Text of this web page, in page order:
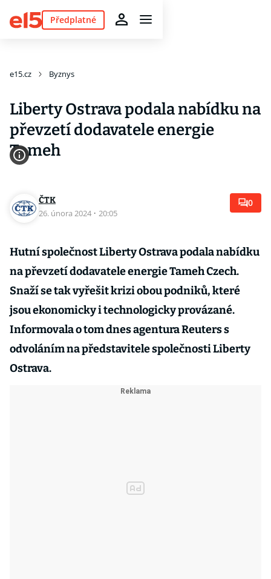
Předplatné
e15.cz Byznys
Liberty Ostrava podala nabídku na
převzetí dodavatele energie
Tameh
ČTK
26. února 2024 · 20:05
0
Hutní společnost Liberty Ostrava podala nabídku
na převzetí dodavatele energie Tameh Czech.
Snaží se tak vyřešit krizi obou podniků, které
jsou ekonomicky i technologicky provázané.
Informovala o tom dnes agentura Reuters s
odvoláním na představitele společnosti Liberty
Ostrava.